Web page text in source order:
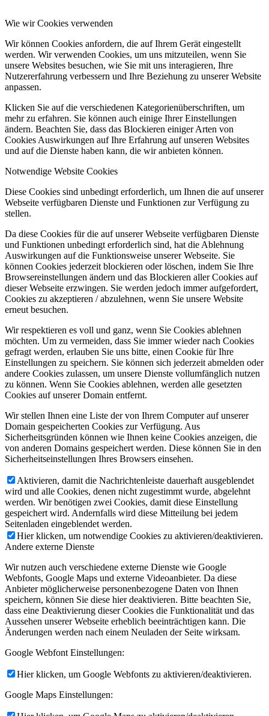
Wie wir Cookies verwenden
Wir können Cookies anfordern, die auf Ihrem Gerät eingestellt
werden. Wir verwenden Cookies, um uns mitzuteilen, wenn Sie
unsere Websites besuchen, wie Sie mit uns interagieren, Ihre
Nutzererfahrung verbessern und Ihre Beziehung zu unserer Website
anpassen.
Klicken Sie auf die verschiedenen Kategorienüberschriften, um
mehr zu erfahren. Sie können auch einige Ihrer Einstellungen
ändern. Beachten Sie, dass das Blockieren einiger Arten von
Cookies Auswirkungen auf Ihre Erfahrung auf unseren Websites
und auf die Dienste haben kann, die wir anbieten können.
Notwendige Website Cookies
Diese Cookies sind unbedingt erforderlich, um Ihnen die auf unserer
Webseite verfügbaren Dienste und Funktionen zur Verfügung zu
stellen.
Da diese Cookies für die auf unserer Webseite verfügbaren Dienste
und Funktionen unbedingt erforderlich sind, hat die Ablehnung
Auswirkungen auf die Funktionsweise unserer Webseite. Sie
können Cookies jederzeit blockieren oder löschen, indem Sie Ihre
Browsereinstellungen ändern und das Blockieren aller Cookies auf
dieser Webseite erzwingen. Sie werden jedoch immer aufgefordert,
Cookies zu akzeptieren / abzulehnen, wenn Sie unsere Website
erneut besuchen.
Wir respektieren es voll und ganz, wenn Sie Cookies ablehnen
möchten. Um zu vermeiden, dass Sie immer wieder nach Cookies
gefragt werden, erlauben Sie uns bitte, einen Cookie für Ihre
Einstellungen zu speichern. Sie können sich jederzeit abmelden oder
andere Cookies zulassen, um unsere Dienste vollumfänglich nutzen
zu können. Wenn Sie Cookies ablehnen, werden alle gesetzten
Cookies auf unserer Domain entfernt.
Wir stellen Ihnen eine Liste der von Ihrem Computer auf unserer
Domain gespeicherten Cookies zur Verfügung. Aus
Sicherheitsgründen können wie Ihnen keine Cookies anzeigen, die
von anderen Domains gespeichert werden. Diese können Sie in den
Sicherheitseinstellungen Ihres Browsers einsehen.
Aktivieren, damit die Nachrichtenleiste dauerhaft ausgeblendet
wird und alle Cookies, denen nicht zugestimmt wurde, abgelehnt
werden. Wir benötigen zwei Cookies, damit diese Einstellung
gespeichert wird. Andernfalls wird diese Mitteilung bei jedem
Seitenladen eingeblendet werden.
Hier klicken, um notwendige Cookies zu aktivieren/deaktivieren.
Andere externe Dienste
Wir nutzen auch verschiedene externe Dienste wie Google
Webfonts, Google Maps und externe Videoanbieter. Da diese
Anbieter möglicherweise personenbezogene Daten von Ihnen
speichern, können Sie diese hier deaktivieren. Bitte beachten Sie,
dass eine Deaktivierung dieser Cookies die Funktionalität und das
Aussehen unserer Webseite erheblich beeinträchtigen kann. Die
Änderungen werden nach einem Neuladen der Seite wirksam.
Google Webfont Einstellungen:
Hier klicken, um Google Webfonts zu aktivieren/deaktivieren.
Google Maps Einstellungen: